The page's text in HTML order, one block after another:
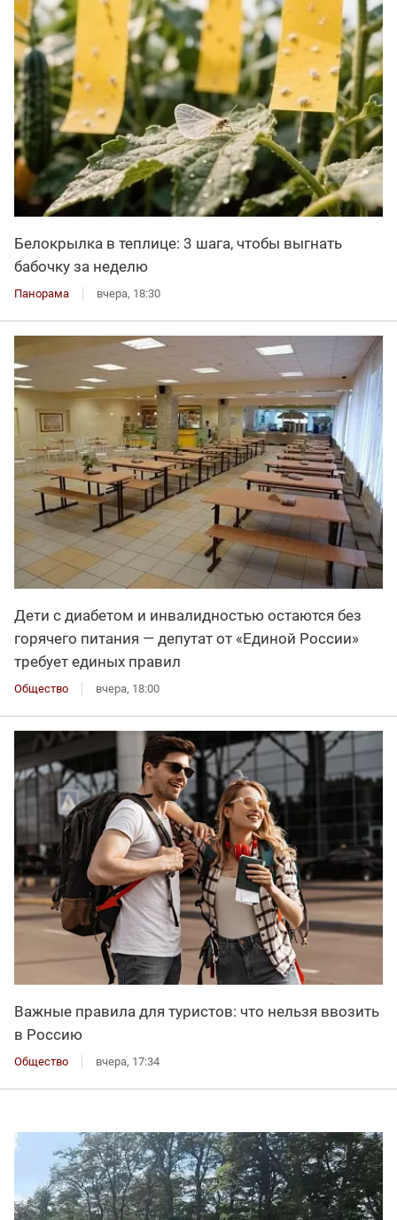
Белокрылка в теплице: 3 шага, чтобы выгнать
бабочку за неделю
Панорама вчера, 18:30
Дети с диабетом и инвалидностью остаются без
горячего питания — депутат от «Единой России»
требует единых правил
Общество вчера, 18:00
Важные правила для туристов: что нельзя ввозить
в Россию
Общество вчера, 17:34